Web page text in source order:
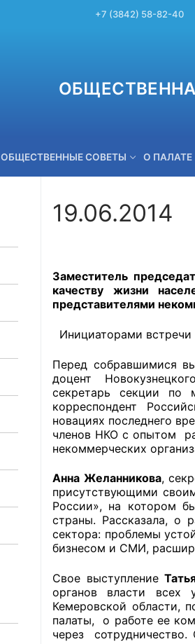
+7 (3842) 58-82-40
ОБЩЕСТВЕННЫЕ СОВЕТЫ О ПАЛАТЕ
Главная
Общественные советы
Общественные советы при
исполнительной власти
Общественные советы по
О Палате
Структура Палаты
Экспертный совет ОП КО
Совет ОП КО
19.06.2014
Заместитель
качеству жизни
представителями
Инициаторами встречи
Перед собравшимися
доцент
секретарь секции по
корреспондент
новациях последнего
членов НКО с опытом
некоммерческих
Анна Желанникова,
присутствующими
России», на котором
страны. Рассказала, о
сектора: проблемы
бизнесом и СМИ,
Свое выступление
органов власти всех
Кемеровской области,
палаты, о работе ее
через сотрудничество.